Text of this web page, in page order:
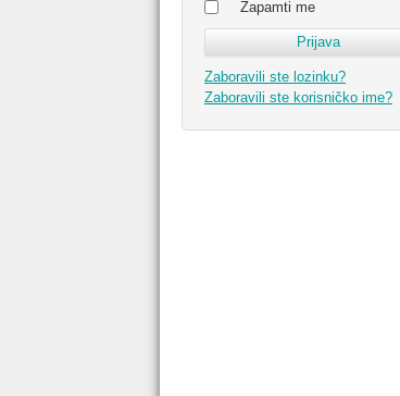
Zapamti me
Zaboravili ste lozinku?
Zaboravili ste korisničko ime?